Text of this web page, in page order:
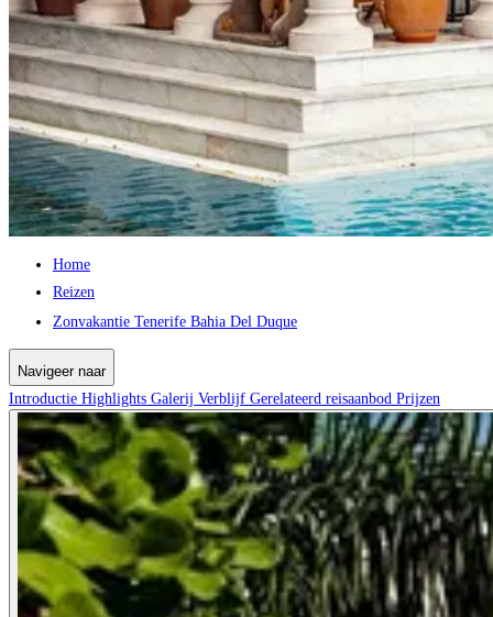
Home
Reizen
Zonvakantie Tenerife Bahia Del Duque
Navigeer naar
Introductie Highlights Galerij Verblijf Gerelateerd reisaanbod Prijzen